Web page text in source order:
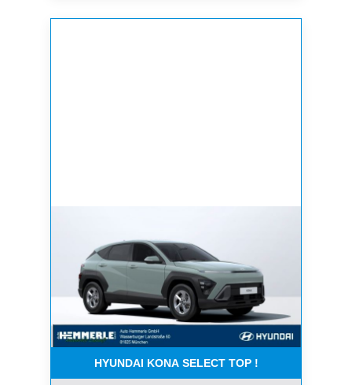
HYUNDAI KONA SELECT TOP !